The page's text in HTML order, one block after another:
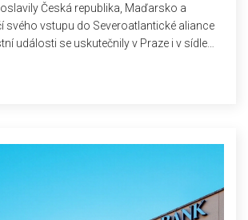
Česká republika, Maďarsko a
svého vstupu do Severoatlantické aliance
události se uskutečnily v Praze i v sídle